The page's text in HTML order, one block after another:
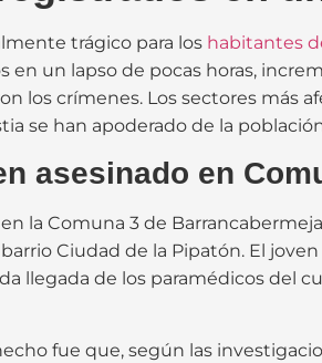
trágico para los habitantes
en un lapso de pocas horas,
los crímenes. Los sectores más
se han apoderado de la
asesinado en
la Comuna 3 de
Ciudad de la Pipatón. El
llegada de los paramédicos del
fue que, según las